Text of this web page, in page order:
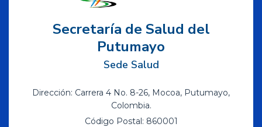
Secretaría de Salud del
Putumayo
Sede Salud
Dirección: Carrera 4 No. 8-26, Mocoa, Putumayo,
Colombia.
Código Postal: 860001